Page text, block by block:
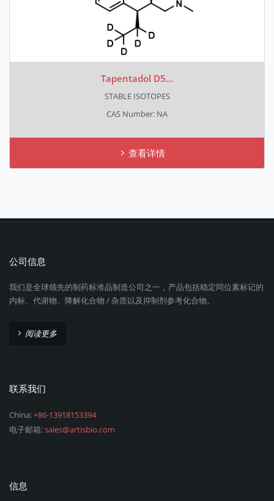
Tapentadol D5...
STABLE ISOTOPES
CAS Number: NA
查看详情
公司信息
我们是全球领先的制药标准品制造公司之一，产品包括稳定同位素标记的
内标、代谢物、降解化合物 / 杂质以及抑制剂参考化合物。
阅读更多
联系我们
China:+86-13918153394
电子邮箱:sales@artisbio.com
信息